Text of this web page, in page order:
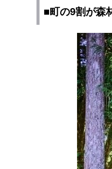
■町の9割が森